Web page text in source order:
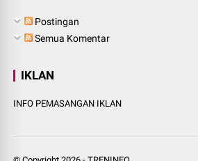
Postingan
Semua Komentar
IKLAN
INFO PEMASANGAN IKLAN